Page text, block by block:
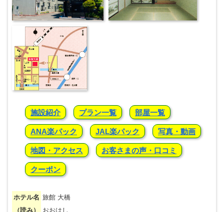
施設紹介 プラン一覧 部屋一覧
ANA楽パック JAL楽パック 写真・動画
地図・アクセス お客さまの声・口コミ
クーポン
ホテル名 旅館 大橋
（読み）
おおはし